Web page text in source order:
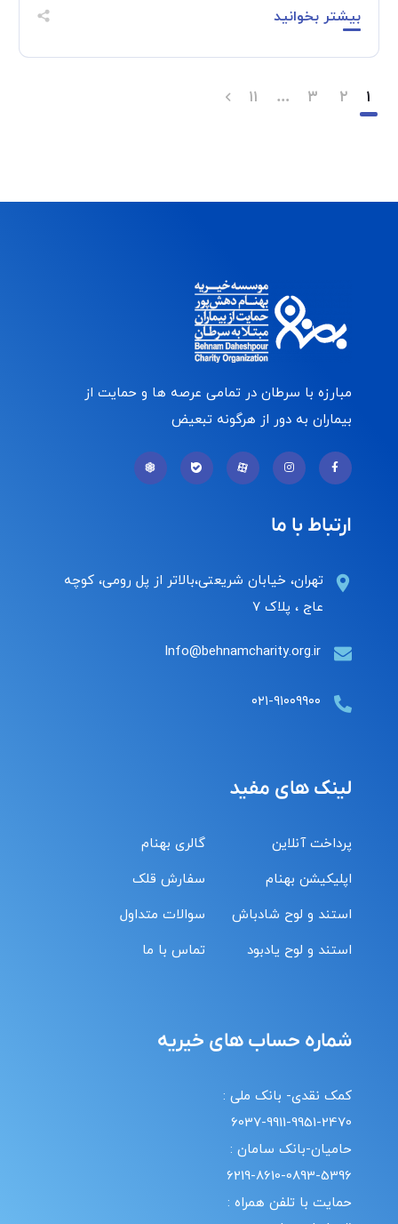
بیشتر بخوانید
۱ ۲ ۳ … ۱۱
مبارزه با سرطان در تمامی عرصه ها و حمایت از
بیماران به دور از هرگونه تبعیض
ارتباط با ما
تهران، خیابان شریعتی،بالاتر از پل رومی، کوچه
عاج ، پلاک ۷
Info@behnamcharity.org.ir
۰۲۱-۹۱۰۰۹۹۰۰
لینک های مفید
پرداخت آنلاین
اپلیکیشن بهنام
استند و لوح شادباش
استند و لوح یادبود
گالری بهنام
سفارش قلک
سوالات متداول
تماس با ما
شماره حساب های خیریه
کمک نقدی- بانک ملی :
6037-9911-9951-2470
حامیان-بانک سامان :
6219-8610-0893-5396
حمایت با تلفن همراه :